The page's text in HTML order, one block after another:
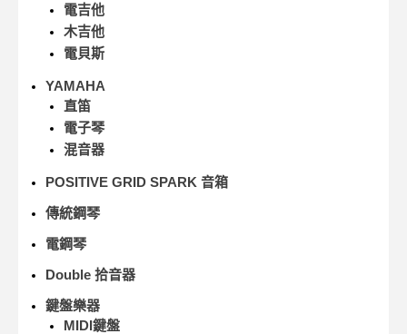
電吉他
木吉他
電貝斯
YAMAHA
直笛
電子琴
混音器
POSITIVE GRID SPARK 音箱
傳統鋼琴
電鋼琴
Double 拾音器
鍵盤樂器
MIDI鍵盤